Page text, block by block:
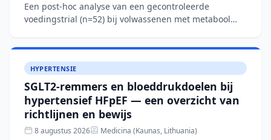
Een post-hoc analyse van een gecontroleerde
voedingstrial (n=52) bij volwassenen met metabool
dieetpatroon over 12 weken
HYPERTENSIE
SGLT2-remmers en bloeddrukdoelen bij
hypertensief HFpEF — een overzicht van
richtlijnen en bewijs
8 augustus 2026 Medicina (Kaunas, Lithuania)